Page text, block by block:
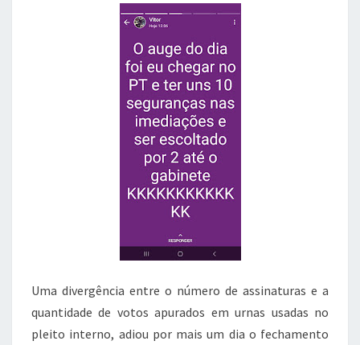
Uma divergência entre o número de assinaturas e a
quantidade de votos apurados em urnas usadas no
pleito interno, adiou por mais um dia o fechamento